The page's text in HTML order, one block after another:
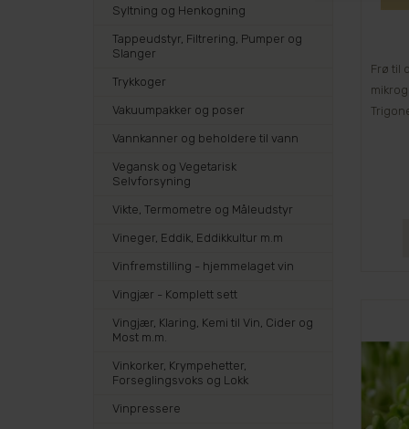
Frø til
Syltning og Henkogning
Tappeudstyr, Filtrering, Pumper og
Slanger
Trykkoger
Vakuumpakker og poser
Vannkanner og beholdere til vann
Vegansk og Vegetarisk
Selvforsyning
Vikte, Termometre og Måleudstyr
Vineger, Eddik, Eddikkultur m.m
Vinfremstilling - hjemmelaget vin
Vingjær - Komplett sett
Vingjær, Klaring, Kemi til Vin, Cider og
Most m.m.
Vinkorker, Krympehetter,
Forseglingsvoks og Lokk
Vinpressere